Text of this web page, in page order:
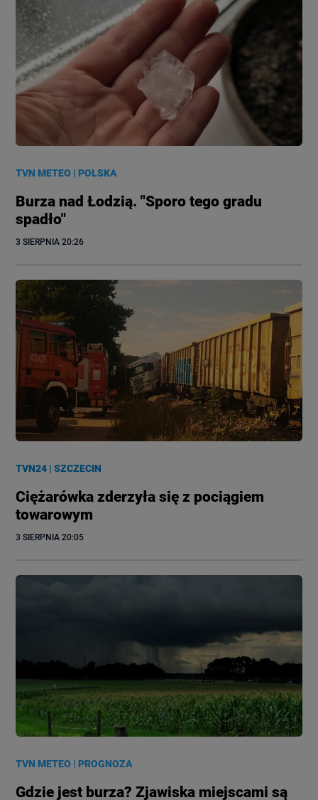
TVN METEO |POLSKA
Burza nad Łodzią. "Sporo tego gradu
spadło"
3 SIERPNIA 20:26
TVN24 |SZCZECIN
Ciężarówka zderzyła się z pociągiem
towarowym
3 SIERPNIA 20:05
TVN METEO |PROGNOZA
Gdzie jest burza? Zjawiska miejscami są